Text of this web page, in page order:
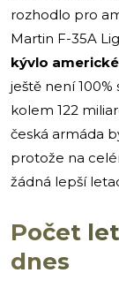
rozhodlo pro
Martin F-35A
kývlo
ještě není
kolem 122
česká armáda
protože na
žádná lepší
Počet
dnes